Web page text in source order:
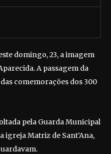
domingo, 23, a imagem
A passagem da
comemorações dos 300
pela Guarda Municipal
igreja Matriz de Sant’Ana,